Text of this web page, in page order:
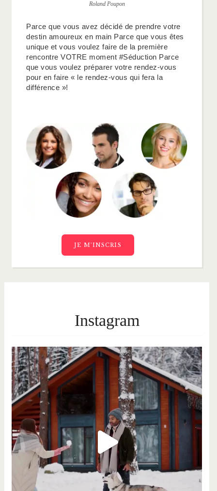
Roland Poupon
Parce que vous avez décidé de prendre votre
destin amoureux en main Parce que vous êtes
unique et vous voulez faire de la première
rencontre VOTRE moment #Séduction Parce
que vous voulez préparer votre rendez-vous
pour en faire « le rendez-vous qui fera la
différence »!
JE M’INSCRIS
Instagram